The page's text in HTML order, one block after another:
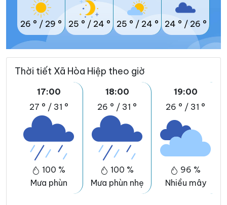
26 ° / 29 ° 25 ° / 24 ° 25 ° / 24 ° 24 ° / 26 °
Thời tiết Xã Hòa Hiệp theo giờ
17:00
27 ° / 31 °
100 %
Mưa phùn
18:00
26 ° / 31 °
100 %
Mưa phùn nhẹ
19:00
26 ° / 31 °
96 %
Nhiều mây